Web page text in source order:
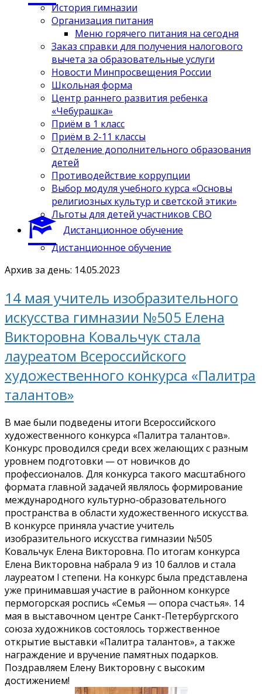
История гимназии
Организация питания
Меню горячего питания на сегодня
Заказ справки для получения налогового
вычета за образовательные услуги
Новости Минпросвещения России
Школьная форма
Центр раннего развития ребенка
«Чебурашка»
Приём в 1 класс
Приём в 2-11 классы
Отделение дополнительного образования
детей
Противодействие коррупции
Выбор модуля учебного курса «Основы
религиозных культур и светской этики»
Льготы для детей участников СВО
Дистанционное обучение
Дистанционное обучение
Архив за день: 14.05.2023
14 мая учитель изобразительного
искусства гимназии №505 Елена
Викторовна Ковальчук стала
лауреатом Всероссийского
художественного конкурса «Палитра
талантов»
В мае были подведены итоги Всероссийского
художественного конкурса «Палитра талантов».
Конкурс проводился среди всех желающих с разным
уровнем подготовки — от новичков до
профессионалов. Для конкурса такого масштабного
формата главной задачей являлось формирование
международного культурно-образовательного
пространства в области художественного искусства.
В конкурсе приняла участие учитель
изобразительного искусства гимназии №505
Ковальчук Елена Викторовна. По итогам конкурса
Елена Викторовна набрала 9 из 10 баллов и стала
лауреатом I степени. На конкурс была представлена
уже принимавшая участие в районном конкурсе
пермогорская роспись «Семья — опора счастья». 14
мая в выставочном центре Санкт-Петербургского
союза художников состоялось торжественное
открытие выставки «Палитра талантов», а также
награждение и вручение памятных подарков.
Поздравляем Елену Викторовну с высоким
достижением!